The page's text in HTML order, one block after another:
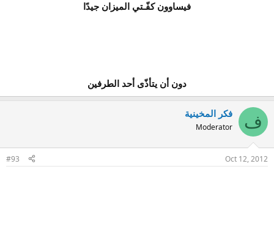
فيساوون كفّـتي الميزان جيدًا
دون أن يتأذّى أحد الطرفين
ف فكر المخينية
Moderator
Oct 12, 2012
#93